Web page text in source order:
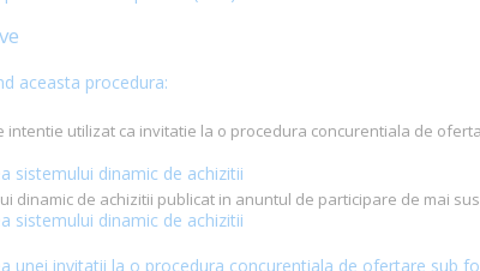
aceasta procedura:
intentie utilizat ca invitatie la o procedura concurentiala de
sistemului dinamic de achizitii
dinamic de achizitii publicat in anuntul de participare de mai sus
sistemului dinamic de achizitii
unei invitatii la o procedura concurentiala de ofertare sub